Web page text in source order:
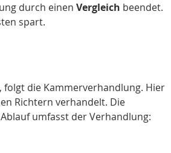
durch einen Vergleich beendet.
spart.
folgt die Kammerverhandlung. Hier
Richtern verhandelt. Die
umfasst der Verhandlung: